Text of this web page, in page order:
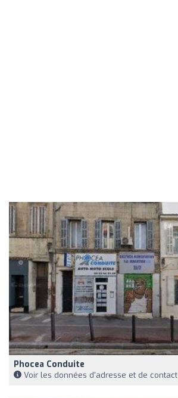
Phocea Conduite
Voir les données d'adresse et de contact